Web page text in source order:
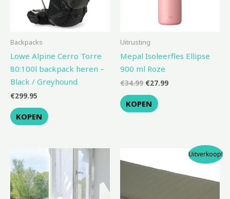
Backpacks
Lowe Alpine Cerro Torre
80:100l backpack heren –
Black / Greyhound
€299.95
KOPEN
Uitrusting
Mepal Isoleerfles Ellipse
900 ml Roze
€34.99 €27.99
KOPEN
Uitverkoop!
Oorspronkelijke
was:
Huidige
prijs
€233.99.